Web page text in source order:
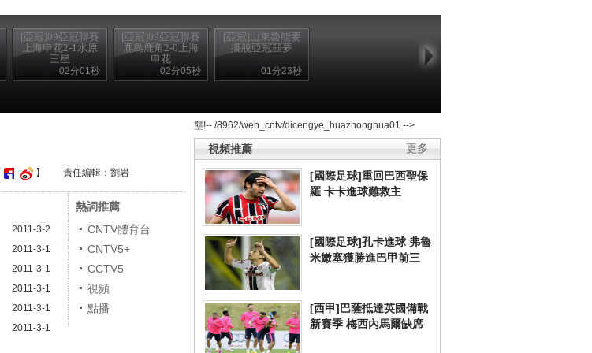
[亞冠]09亞冠聯賽
上海申花2-1水原
三星
02分01秒
[亞冠]09亞冠聯賽
鹿島鹿角2-0上海
申花
02分05秒
[亞冠]山東魯能要
擺脫亞冠噩夢
01分23秒
壟!-- /8962/web_cntv/dicengye_huazhonghua01 -->
更多
視頻推薦
[國際足球]重回巴西聖保
羅 卡卡進球難救主
[國際足球]孔卡進球 弗魯
米嫩塞獲勝進巴甲前三
[西甲]巴薩抵達英國備戰
新賽季 梅西內馬爾缺席
】 責任編輯：劉岩
2011-3-2
2011-3-1
2011-3-1
2011-3-1
2011-3-1
2011-3-1
熱詞推薦
CNTV體育台
CNTV5+
CCTV5
視頻
點播